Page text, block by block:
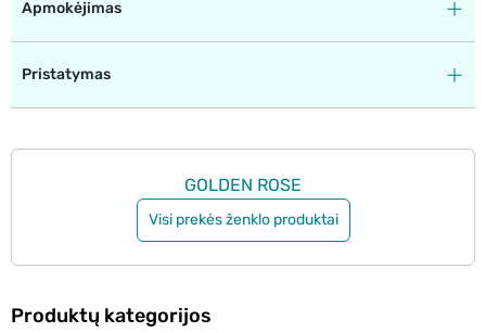
Apmokėjimas
Pristatymas
GOLDEN ROSE
Visi prekės ženklo produktai
Produktų kategorijos